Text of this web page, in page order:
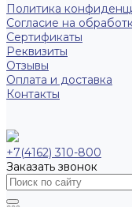
Политика
Согласие на
Сертификаты
Реквизиты
Отзывы
Оплата и доставка
Контакты
+7(4162) 310-800
Заказать звонок